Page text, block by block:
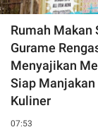
Rumah Makan
Gurame
Menyajikan
Siap
Kuliner
07:53